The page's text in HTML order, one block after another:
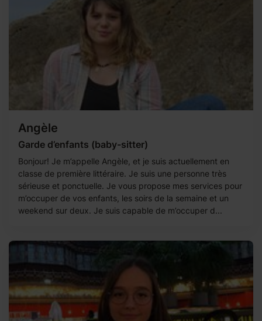
Angèle
Garde d’enfants (baby-sitter)
Bonjour! Je m’appelle Angèle, et je suis actuellement en
classe de première littéraire. Je suis une personne très
sérieuse et ponctuelle. Je vous propose mes services pour
m’occuper de vos enfants, les soirs de la semaine et un
weekend sur deux. Je suis capable de m’occuper d...